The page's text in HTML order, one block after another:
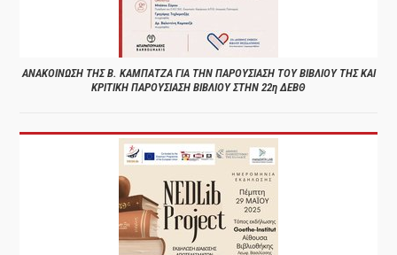
ΑΝΑΚΟΙΝΩΣΗ ΤΗΣ Β. ΚΑΜΠΑΤΖΑ ΓΙΑ ΤΗΝ ΠΑΡΟΥΣΙΑΣΗ ΤΟΥ ΒΙΒΛΙΟΥ ΤΗΣ ΚΑΙ
ΚΡΙΤΙΚΗ ΠΑΡΟΥΣΙΑΣΗ ΒΙΒΛΙΟΥ ΣΤΗΝ 22η ΔΕΒΘ